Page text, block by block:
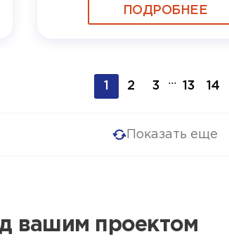
ПОДРОБНЕЕ
1 2 3
...
13 14
Показать еще
вашим проектом